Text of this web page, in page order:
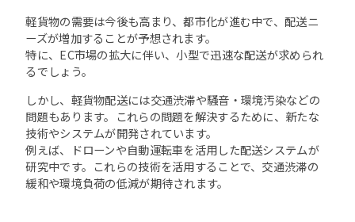
軽貨物の需要は今後も高まり、都市化が進む中で、配送ニ
ーズが増加することが予想されます。
特に、EC市場の拡大に伴い、小型で迅速な配送が求められ
るでしょう。
しかし、軽貨物配送には交通渋滞や騒音・環境汚染などの
問題もあります。これらの問題を解決するために、新たな
技術やシステムが開発されています。
例えば、ドローンや自動運転車を活用した配送システムが
研究中です。これらの技術を活用することで、交通渋滞の
緩和や環境負荷の低減が期待されます。